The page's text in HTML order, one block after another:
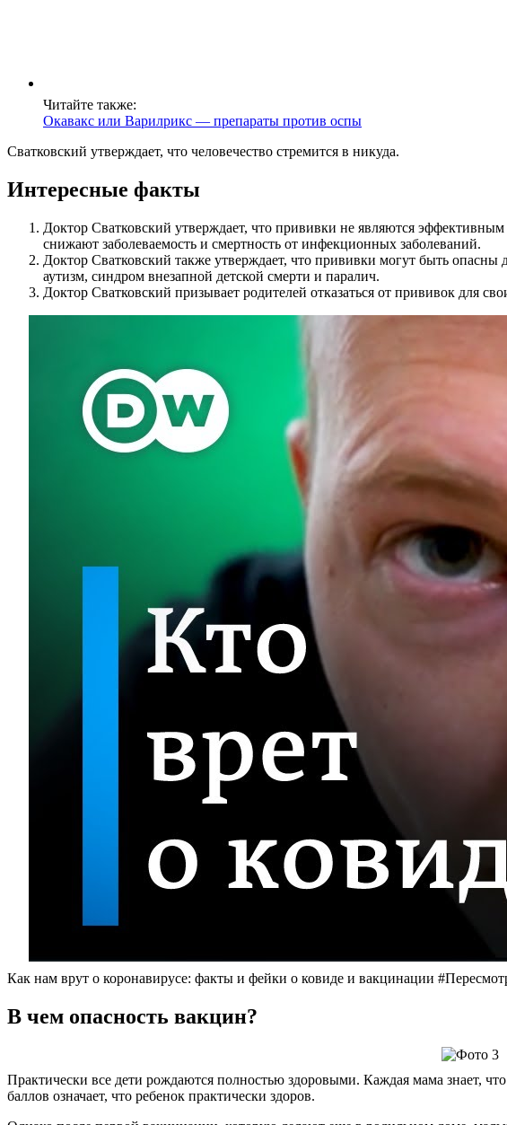
Читайте также:
Окавакс или Варилрикс — препараты против оспы
Сватковский утверждает, что человечество стремится в никуда.
Интересные факты
Доктор Сватковский утверждает, что прививки не являются
снижают заболеваемость и смертность от инфекционных заболеваний.
Доктор Сватковский также утверждает, что прививки могут быть
аутизм, синдром внезапной детской смерти и паралич.
Доктор Сватковский призывает родителей отказаться от прививок для
Как нам врут о коронавирусе: факты и фейки о ковиде и вакцинации
В чем опасность вакцин?
Практически все дети рождаются полностью здоровыми. Каждая мама знает,
баллов означает, что ребенок практически здоров.